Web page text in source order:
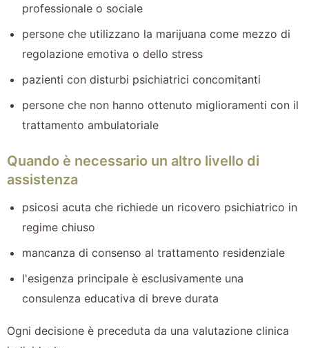
professionale o sociale
persone che utilizzano la marijuana come mezzo di
regolazione emotiva o dello stress
pazienti con disturbi psichiatrici concomitanti
persone che non hanno ottenuto miglioramenti con il
trattamento ambulatoriale
Quando è necessario un altro livello di
assistenza
psicosi acuta che richiede un ricovero psichiatrico in
regime chiuso
mancanza di consenso al trattamento residenziale
l'esigenza principale è esclusivamente una
consulenza educativa di breve durata
Ogni decisione è preceduta da una valutazione clinica